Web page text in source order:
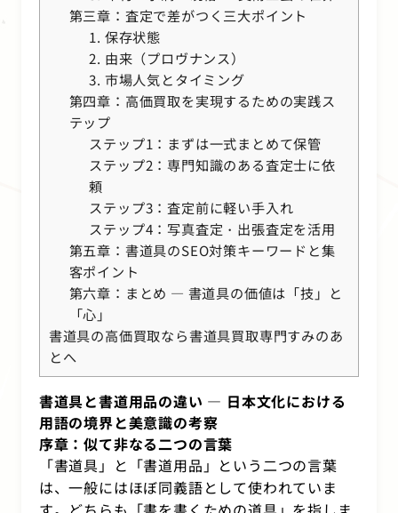
第三章：査定で差がつく三大ポイント
1. 保存状態
2. 由来（プロヴナンス）
3. 市場人気とタイミング
第四章：高価買取を実現するための実践ス
テップ
ステップ1：まずは一式まとめて保管
ステップ2：専門知識のある査定士に依
頼
ステップ3：査定前に軽い手入れ
ステップ4：写真査定・出張査定を活用
第五章：書道具のSEO対策キーワードと集
客ポイント
第六章：まとめ ― 書道具の価値は「技」と
「心」
書道具の高価買取なら書道具買取専門すみのあ
とへ
書道具と書道用品の違い ― 日本文化における
用語の境界と美意識の考察
序章：似て非なる二つの言葉
「書道具」と「書道用品」という二つの言葉
は、一般にはほぼ同義語として使われていま